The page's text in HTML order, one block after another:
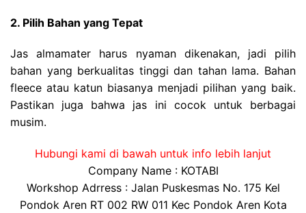
2. Pilih Bahan yang Tepat
Jas almamater harus nyaman dikenakan, jadi pilih
bahan yang berkualitas tinggi dan tahan lama. Bahan
fleece atau katun biasanya menjadi pilihan yang baik.
Pastikan juga bahwa jas ini cocok untuk berbagai
musim.
Hubungi kami di bawah untuk info lebih lanjut
Company Name : KOTABI
Workshop Adrress : Jalan Puskesmas No. 175 Kel
Pondok Aren RT 002 RW 011 Kec Pondok Aren Kota